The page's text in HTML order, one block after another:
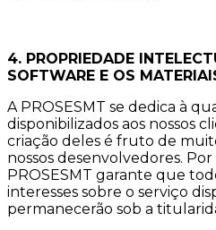
4. PROPRIEDADE
SOFTWARE E OS
A PROSESMT se dedica à
disponibilizados aos nossos
criação deles é fruto de
nossos desenvolvedores.
PROSESMT garante que
interesses sobre o serviço
permanecerão sob a